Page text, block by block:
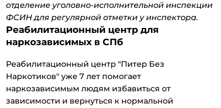
отделение уголовно-исполнительной инспекции
ФСИН для регулярной отметки у инспектора.
Реабилитационный центр для
наркозависимых в СПб
Реабилитационный центр "Питер Без
Наркотиков" уже 7 лет помогает
наркозависимым людям избавиться от
зависимости и вернуться к нормальной